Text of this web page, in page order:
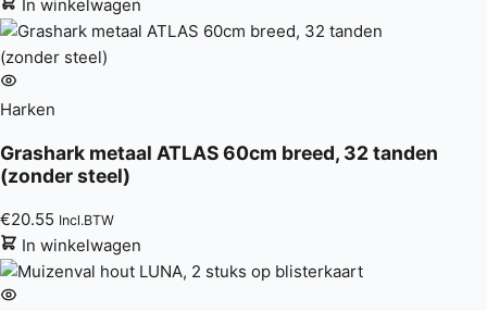
In winkelwagen
Harken
Grashark metaal ATLAS 60cm breed, 32 tanden
(zonder steel)
€20.55 Incl.BTW
In winkelwagen